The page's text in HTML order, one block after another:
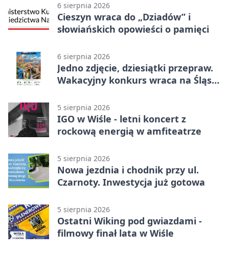
6 sierpnia 2026
Cieszyn wraca do „Dziadów” i
słowiańskich opowieści o pamięci
6 sierpnia 2026
Jedno zdjęcie, dziesiątki przepraw.
Wakacyjny konkurs wraca na Śląsk
5 sierpnia 2026
IGO w Wiśle - letni koncert z
rockową energią w amfiteatrze
5 sierpnia 2026
Nowa jezdnia i chodnik przy ul.
Czarnoty. Inwestycja już gotowa
5 sierpnia 2026
Ostatni Wiking pod gwiazdami -
filmowy finał lata w Wiśle